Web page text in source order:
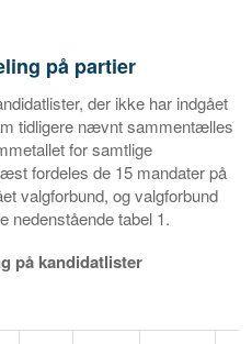
på partier
der ikke har indgået
tidligere nævnt sammentælles
for samtlige
fordeles de 15 mandater på
valgforbund, og valgforbund
nedenstående tabel 1.
på kandidatlister